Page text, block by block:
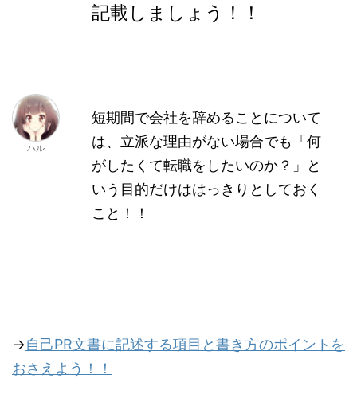
記載しましょう！！
ハル
短期間で会社を辞めることについて
は、立派な理由がない場合でも「何
がしたくて転職をしたいのか？」と
いう目的だけははっきりとしておく
こと！！
→自己PR文書に記述する項目と書き方のポイントを
おさえよう！！